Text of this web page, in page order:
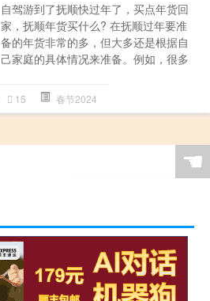
自驾游到了抚顺快过年了，买点年货回
家，抚顺年货买什么? 在抚顺过年要准
备的年货非常的多，但大多还是根据自
己家庭的具体情况来准备。例如，很多
15 春节2024
☚